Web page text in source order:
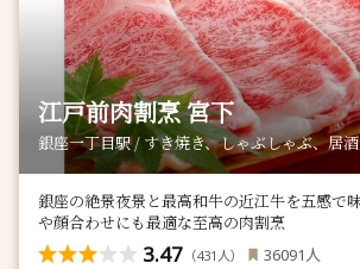
江戸前肉割烹 宮下
銀座一丁目駅 / すき焼き、しゃぶしゃぶ、居
銀座の絶景夜景と最高和牛の近江牛を五感で
や顔合わせにも最適な至高の肉割烹
3.47 （431 人） 36091 人